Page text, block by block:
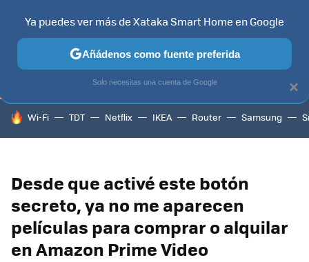
TELEVISORES CONTENIDOS SMART TV SELECCIÓN
HOY SE HABLA DE
Wi-Fi TDT Netflix IKEA Router Samsung
Desde que activé este botón
secreto, ya no me aparecen
películas para comprar o alquilar
en Amazon Prime Video
×
Ya puedes ver más de Xataka Smart Home en Google
Añádenos como fuente preferida
Solo necesitas una cuenta de Google